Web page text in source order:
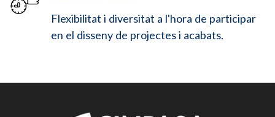
Flexibilitat i diversitat a l'hora de participar
en el disseny de projectes i acabats.